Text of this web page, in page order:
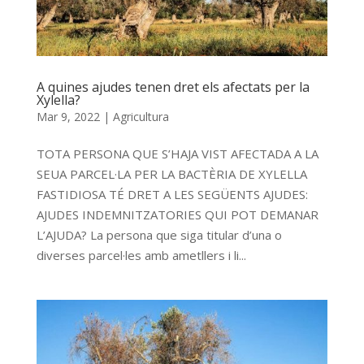
A quines ajudes tenen dret els afectats per la
Xylella?
Mar 9, 2022| Agricultura
TOTA PERSONA QUE S’HAJA VIST AFECTADA A LA
SEUA PARCEL·LA PER LA BACTÈRIA DE XYLELLA
FASTIDIOSA TÉ DRET A LES SEGÜENTS AJUDES:
AJUDES INDEMNITZATORIES QUI POT DEMANAR
L’AJUDA? La persona que siga titular d’una o
diverses parcel·les amb ametllers i li...